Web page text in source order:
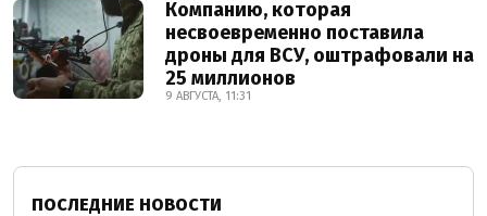
Компанию, которая
несвоевременно поставила
дроны для ВСУ, оштрафовали на
25 миллионов
9 АВГУСТА, 11:31
ПОСЛЕДНИЕ НОВОСТИ